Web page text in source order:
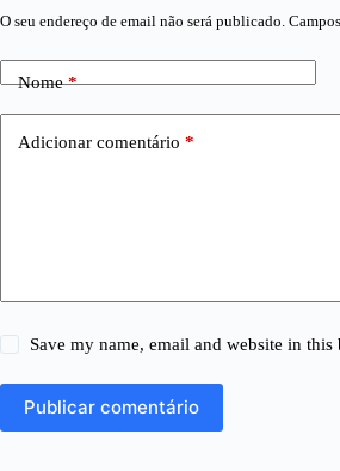
O seu endereço de email não será publicado.
Nome*
Adicionar comentário *
Save my name, email and website in
Publicar comentário